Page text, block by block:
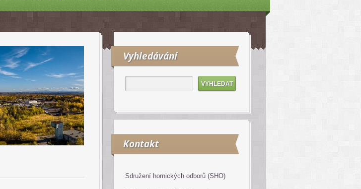
Vyhledávání
Kontakt
Sdružení hornických odborů (SHO)